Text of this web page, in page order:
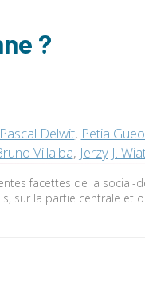
?
Pascal Delwit, Petia
Villalba, Jerzy J.
facettes de la social-
sur la partie centrale et